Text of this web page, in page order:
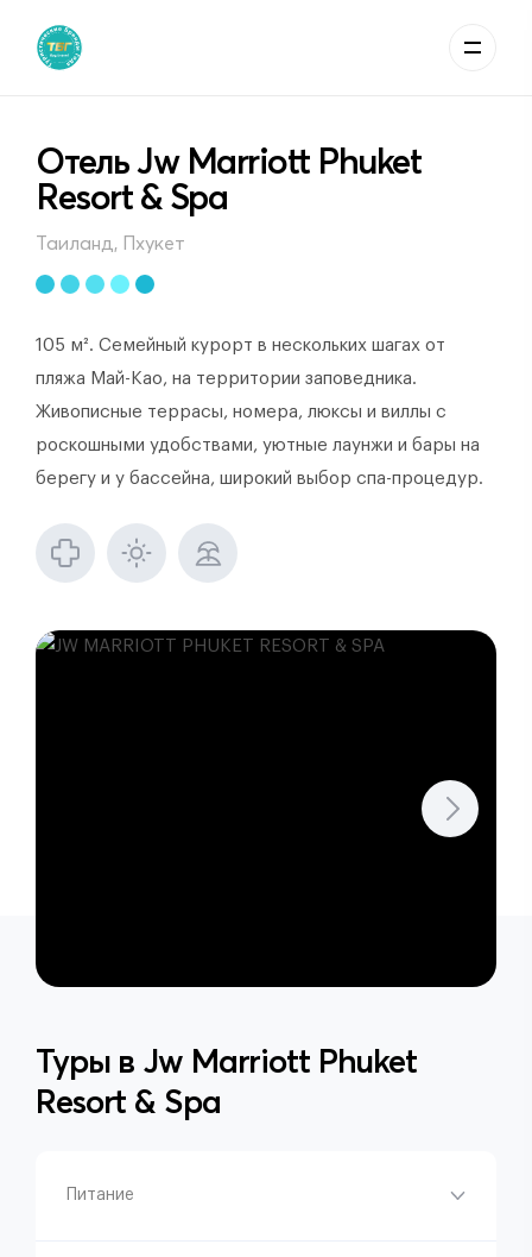
Отель Jw Marriott Phuket
Resort & Spa
Таиланд, Пхукет
105 м². Семейный курорт в нескольких шагах от
пляжа Май-Као, на территории заповедника.
Живописные террасы, номера, люксы и виллы с
роскошными удобствами, уютные лаунжи и бары на
берегу и у бассейна, широкий выбор спа-процедур.
Туры в Jw Marriott Phuket
Resort & Spa
Питание